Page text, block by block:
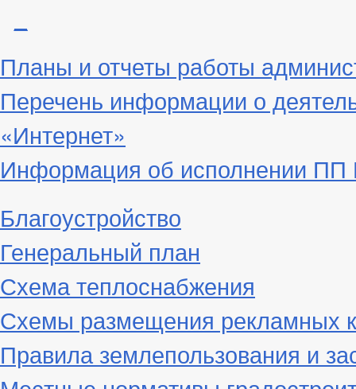
Планы и отчеты работы
Перечень информации о
«Интернет»
Информация об исполнении ПП
Благоустройство
Генеральный план
Схема теплоснабжения
Схемы размещения рекламных
Правила землепользования и